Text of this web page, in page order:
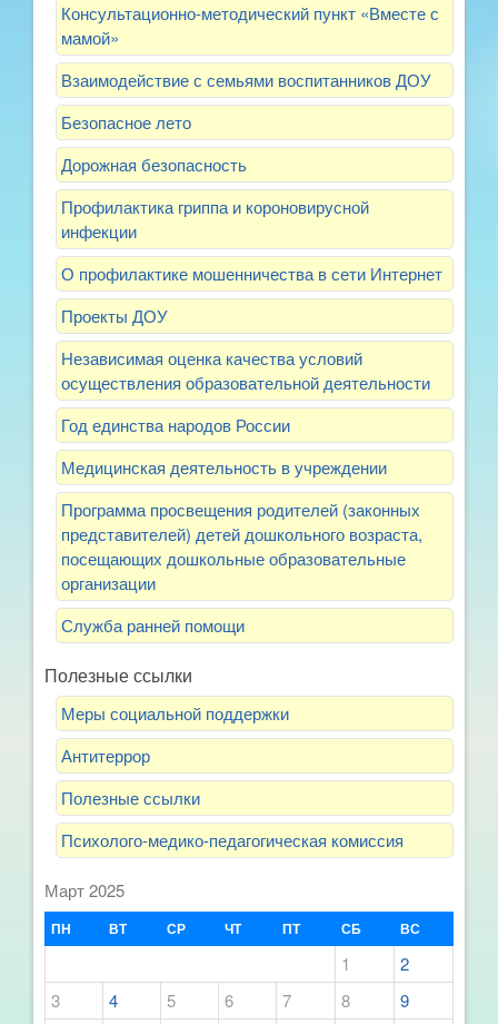
Консультационно-методический пункт «Вместе с
мамой»
Взаимодействие с семьями воспитанников ДОУ
Безопасное лето
Дорожная безопасность
Профилактика гриппа и короновирусной
инфекции
О профилактике мошенничества в сети Интернет
Проекты ДОУ
Независимая оценка качества условий
осуществления образовательной деятельности
Год единства народов России
Медицинская деятельность в учреждении
Программа просвещения родителей (законных
представителей) детей дошкольного возраста,
посещающих дошкольные образовательные
организации
Служба ранней помощи
Полезные ссылки
Меры социальной поддержки
Антитеррор
Полезные ссылки
Психолого-медико-педагогическая комиссия
Март 2025
ПН ВТ СР ЧТ ПТ СБ ВС
1
2
3
4 5 6 7 8
9